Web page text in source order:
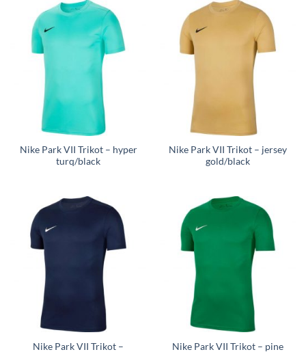
Nike Park VII Trikot – hyper
turq/black
Nike Park VII Trikot – jersey
gold/black
Nike Park VII Trikot – Nike Park VII Trikot – pine